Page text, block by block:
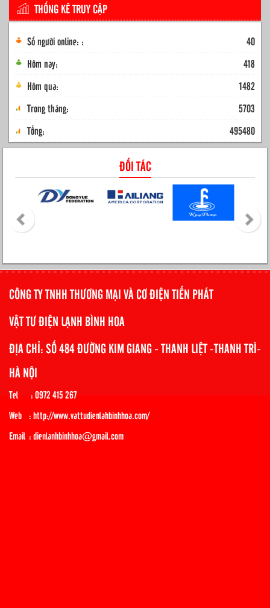
THỐNG KÊ TRUY CẬP
Số người online: :
40
Hôm nay:
418
Hôm qua:
1482
Trong tháng:
5703
Tổng:
495480
ĐỐI TÁC
CÔNG TY TNHH THƯƠNG MẠI VÀ CƠ ĐIỆN TIẾN PHÁT
VẬT TƯ ĐIỆN LẠNH BÌNH HOA
ĐỊA CHỈ: SỐ 484 ĐƯỜNG KIM GIANG - THANH LIỆT -THANH TRÌ-
HÀ NỘI
Tel : 0972 415 267
Web : http://www.vattudienlahbinhhoa.com/
Email : dienlanhbinhhoa@gmail.com